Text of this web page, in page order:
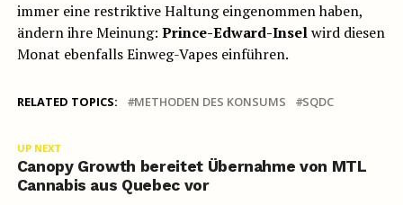
immer eine restriktive Haltung eingenommen haben,
ändern ihre Meinung: Prince-Edward-Inselwird diesen
Monat ebenfalls Einweg-Vapes einführen.
RELATED TOPICS: METHODEN DES KONSUMS SQDC
UP NEXT
Canopy Growth bereitet Übernahme von MTL
Cannabis aus Quebec vor